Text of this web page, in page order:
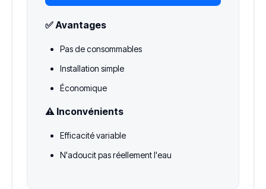
✅ Avantages
Pas de consommables
Installation simple
Économique
⚠️ Inconvénients
Efficacité variable
N'adoucit pas réellement l'eau